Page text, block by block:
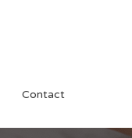
Contact